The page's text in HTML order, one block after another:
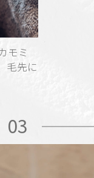
モミ
毛先に
03